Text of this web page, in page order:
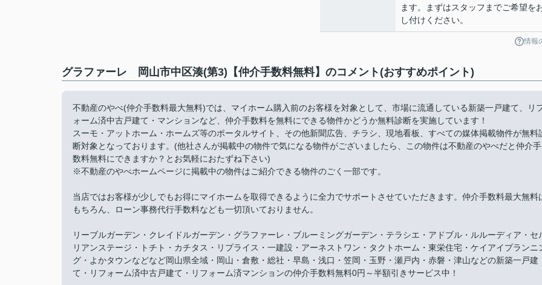
ます。まずはスタッフまでご希望を
し付けください。
情報
グラファーレ 岡山市中区湊(第3)【仲介手数料無料】のコメント(おすすめポイント)
不動産のやべ(仲介手数料最大無料)では、マイホーム購入前のお客様を対象として、市場に流通している新築一戸建て、リ
ォーム済中古戸建て・マンションなど、仲介手数料を無料にできる物件かどうか無料診断を実施しています！
スーモ・アットホーム・ホームズ等のポータルサイト、その他新聞広告、チラシ、現地看板、すべての媒体掲載物件が無料
断対象となっております。(他社さんが掲載中の物件で気になる物件がございましたら、この物件は不動産のやべだと仲介手
数料無料にできますか？とお気軽におたずね下さい)
※不動産のやべホームページに掲載中の物件はご紹介できる物件のごく一部です。
当店ではお客様が少しでもお得にマイホームを取得できるように全力でサポートさせていただきます。仲介手数料最大無料
もちろん、ローン事務代行手数料なども一切頂いておりません。
リーブルガーデン・クレイドルガーデン・グラファーレ・ブルーミングガーデン・テラシエ・アドブル・ルルーディア・セ
リアンステージ・トチト・カチタス・リプライス・一建設・アーネストワン・タクトホーム・東栄住宅・ケイアイプランニ
グ・よかタウンなどなど岡山県全域・岡山・倉敷・総社・早島・浅口・笠岡・玉野・瀬戸内・赤磐・津山などの新築一戸建
て・リフォーム済中古戸建て・リフォーム済マンションの仲介手数料無料0円～半額引きサービス中！